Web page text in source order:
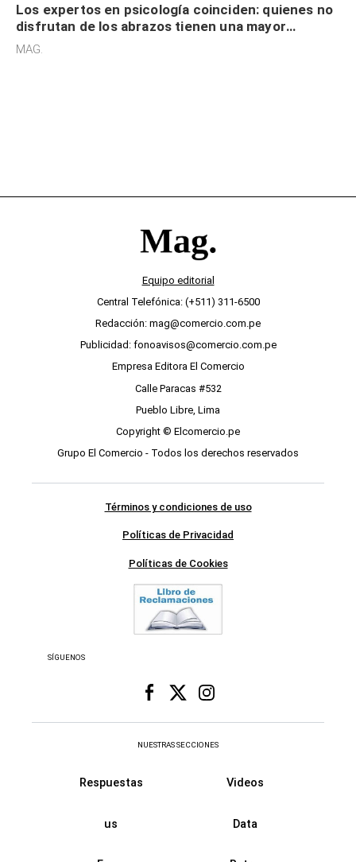
Los expertos en psicología coinciden: quienes no
disfrutan de los abrazos tienen una mayor
sensibilidad a los estímulos físicos y no es por
MAG.
Equipo editorial
Central Telefónica: (+511) 311-6500
Redacción: mag@comercio.com.pe
Publicidad: fonoavisos@comercio.com.pe
Empresa Editora El Comercio
Calle Paracas #532
Pueblo Libre, Lima
Copyright © Elcomercio.pe
Grupo El Comercio - Todos los derechos reservados
Términos y condiciones de uso
Políticas de Privacidad
Políticas de Cookies
SÍGUENOS
NUESTRAS SECCIONES
Respuestas Videos
us Data